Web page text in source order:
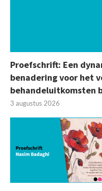
Proefschrift: Een
benadering voor het
behandeluitkomsten
3 augustus 2026